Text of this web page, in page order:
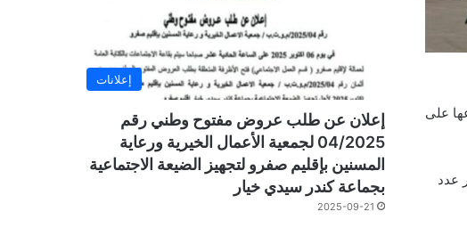
على
عدد
إعلانات
إعلان عن طلب عروض مفتوح وطني رقم
04/2025 لجمعية الأعمال الخيرية ورعاية
المسنين بإقليم صفرو لتجهيز الضيعة الاجتماعية
بجماعة كندر سيدي خيار
2025-09-21